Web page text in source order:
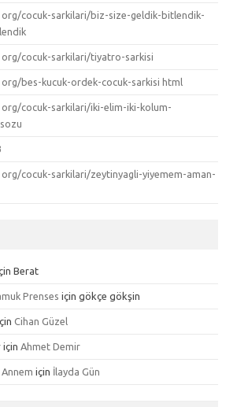
cocuk-sarkilari/biz-size-geldik-bitlendik-
cocuk-sarkilari/tiyatro-sarkisi
bes-kucuk-ordek-cocuk-sarkisi html
cocuk-sarkilari/iki-elim-iki-kolum-
cocuk-sarkilari/zeytinyagli-yiyemem-aman-
Berat
Prenses için gökçe gökşin
Cihan Güzel
için Ahmet Demir
Annem için İlayda Gün